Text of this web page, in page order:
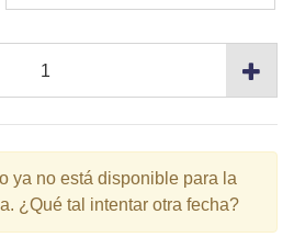
ya no está disponible para la
¿Qué tal intentar otra fecha?